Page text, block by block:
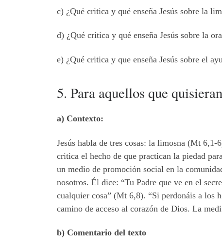
c) ¿Qué critica y qué enseña Jesús sobre la
d) ¿Qué critica y qué enseña Jesús sobre la
e) ¿Qué critica y que enseña Jesús sobre el
5. Para aquellos que
a) Contexto:
Jesús habla de tres cosas: la limosna (Mt
critica el hecho de que practican la piedad
un medio de promoción social en la
nosotros. Él dice: “Tu Padre que ve en el
cualquier cosa” (Mt 6,8). “Si perdonáis a los
camino de acceso al corazón de Dios. La
b) Comentario del texto